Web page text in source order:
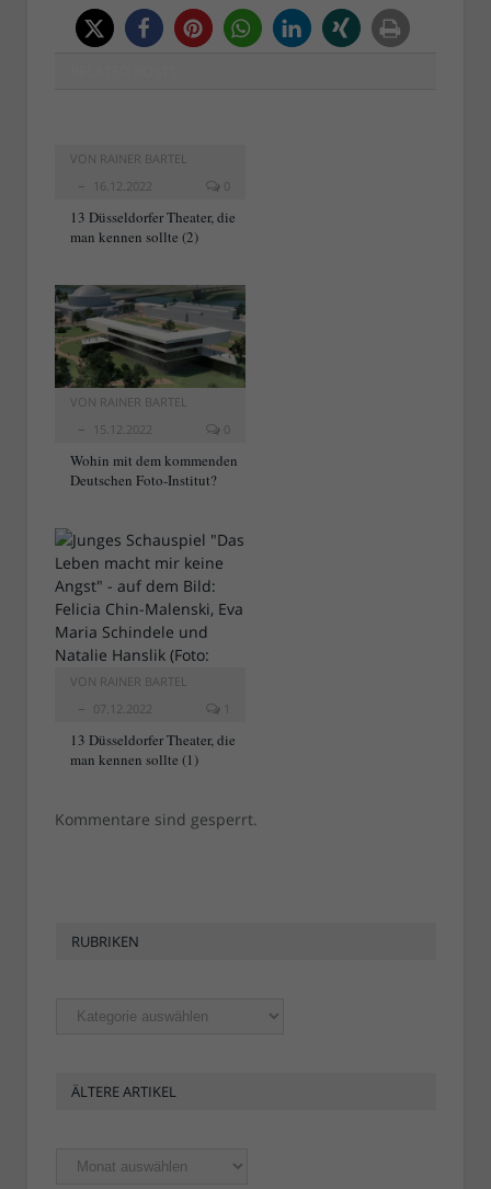
VON RAINER BARTEL
16.12.2022
0
13 Düsseldorfer Theater, die
man kennen sollte (2)
VON RAINER BARTEL
15.12.2022
0
Wohin mit dem kommenden
Deutschen Foto-Institut?
VON RAINER BARTEL
07.12.2022
1
13 Düsseldorfer Theater, die
man kennen sollte (1)
Kommentare sind gesperrt.
RUBRIKEN
Rubriken
ÄLTERE ARTIKEL
Ältere
Artikel